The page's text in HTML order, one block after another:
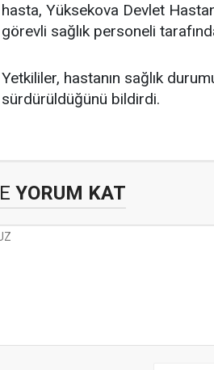
hasta, Yüksekova Devlet
görevli sağlık personeli
Yetkililer, hastanın sağlık
sürdürüldüğünü bildirdi.
YORUM KAT